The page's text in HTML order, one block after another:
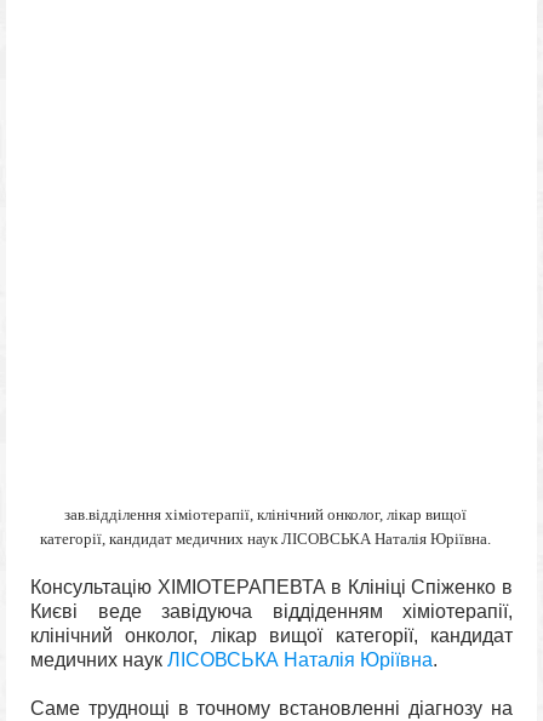
зав.відділення хіміотерапії, клінічний онколог, лікар вищої
категорії, кандидат медичних наук ЛІСОВСЬКА Наталія Юріївна.
Консультацію ХІМІОТЕРАПЕВТА в Клініці Спіженко в
Києві веде завідуюча віддіденням хіміотерапії,
клінічний онколог, лікар вищої категорії, кандидат
медичних наук ЛІСОВСЬКА Наталія Юріївна.
Саме труднощі в точному встановленні діагнозу на